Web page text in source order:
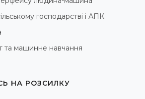
господарстві і АПК
та машинне навчання
НА РОЗСИЛКУ